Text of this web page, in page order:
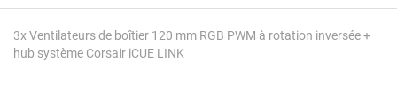
3x Ventilateurs de boîtier 120 mm RGB PWM à rotation inversée +
hub système Corsair iCUE LINK